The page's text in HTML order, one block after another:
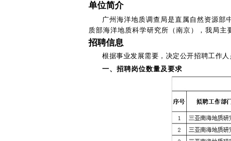
单位简介
广州海洋地质调查局是直属自然资源部
质部海洋地质科学研究所（南京），我局主
招聘信息
根据事业发展需要， 决定公开招聘工作人
一、招聘岗位数量及要求